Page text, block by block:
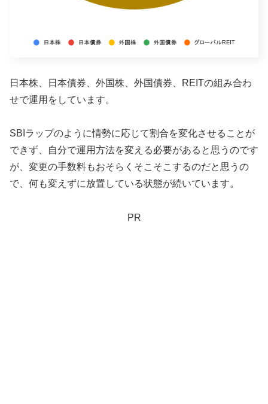
日本株、日本債券、外国株、外国債券、REITの組み合わ
せで運用をしています。
SBIラップのように情勢に応じて割合を変化させることが
できず、自分で運用方法を変える必要があると思うのです
が、変更の手数料もおそらくそこそこするのだと思うの
で、何も変えずに放置している状態が続いています。
PR